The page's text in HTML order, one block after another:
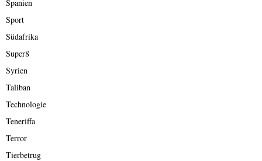
Spanien
Sport
Südafrika
Super8
Syrien
Taliban
Technologie
Teneriffa
Terror
Tierbetrug